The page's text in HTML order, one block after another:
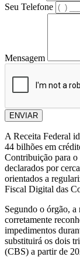
Seu Telefone
Mensagem
ENVIAR
A Receita Federal
44 bilhões em
Contribuição para
declarados por
orientados a
Fiscal Digital das
Segundo o órgão, a
corretamente
impedimentos
substituirá os dois
(CBS) a partir de